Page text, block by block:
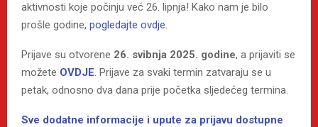
aktivnosti koje počinju već 26. lipnja! Kako nam je bilo
prošle godine, pogledajte ovdje.
Prijave su otvorene 26. svibnja 2025. godine, a prijaviti se
možete OVDJE. Prijave za svaki termin zatvaraju se u
petak, odnosno dva dana prije početka sljedećeg termina.
Sve dodatne informacije i upute za prijavu dostupne